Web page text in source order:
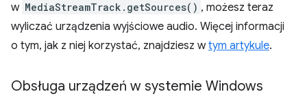
w MediaStreamTrack.getSources() , możesz teraz
wyliczać urządzenia wyjściowe audio. Więcej informacji
o tym, jak z niej korzystać, znajdziesz wtym artykule.
Obsługa urządzeń w systemie Windows